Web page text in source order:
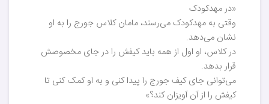
«در مهدکودک
وقتی به مهدکودک می‌رسند، مامان کلاس جورج را به او
نشان می‌دهد.
در کلاس، او اول از همه باید کیفش را در جای مخصوصش
قرار بدهد.
می‌توانی جای کیف جورج را پیدا کنی و به او کمک کنی تا
کیفش را از آن آویزان کند؟»